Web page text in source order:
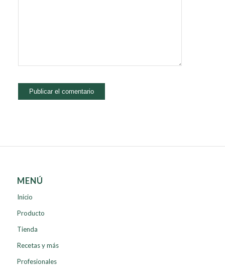
MENÚ
Inicio
Producto
Tienda
Recetas y más
Profesionales